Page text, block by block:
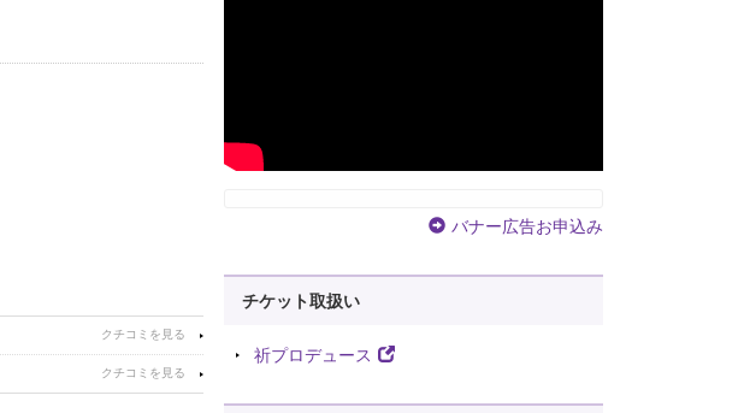
バナー広告お申込み
チケット取扱い
祈プロデュース